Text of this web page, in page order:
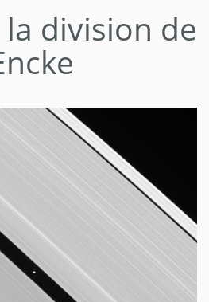
la division de